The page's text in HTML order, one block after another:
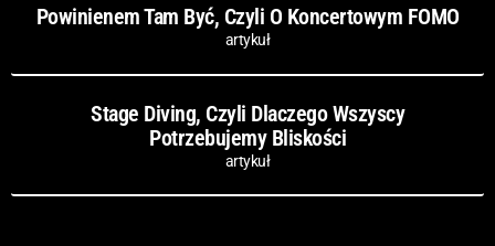
Powinienem Tam Być, Czyli O Koncertowym FOMO
artykuł
Stage Diving, Czyli Dlaczego Wszyscy
Potrzebujemy Bliskości
artykuł